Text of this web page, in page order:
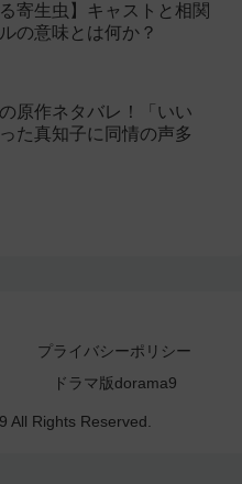
寄生虫】キャストと相関
の意味とは何か？
の原作ネタバレ！「いい
た真知子に同情の声多
プライバシーポリシー
ドラマ版dorama9
All Rights Reserved.